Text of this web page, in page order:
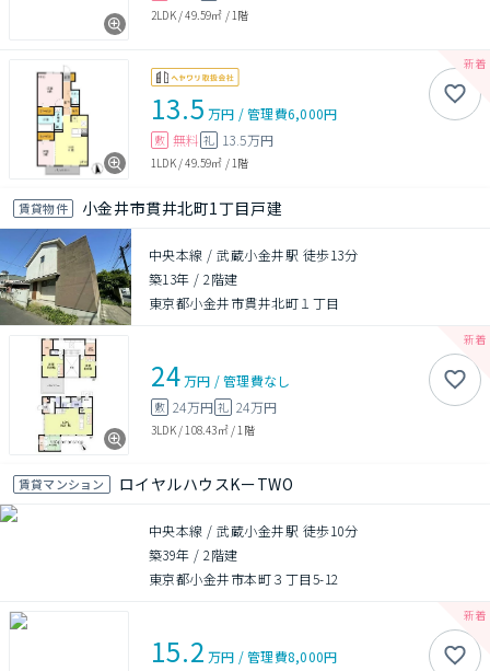
2LDK/49.59㎡ / 1階
13.5 万円 /管理費6,000円
敷 無料 礼 13.5万円
1LDK/49.59㎡ /1階
賃貸物件 小金井市貫井北町1丁目戸建
中央本線 / 武蔵小金井駅 徒歩13分
築13年 /2階建
東京都小金井市貫井北町１丁目
24万円 /管理費なし
敷 24万円 礼 24万円
3LDK/ 108.43㎡/ 1階
賃貸マンション ロイヤルハウスKーTWO
中央本線 / 武蔵小金井駅 徒歩10分
築39年 /2階建
東京都小金井市本町３丁目5-12
15.2 万円 /管理費8,000円